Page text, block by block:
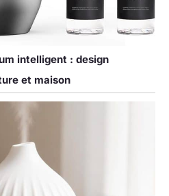
intelligent : design
et maison